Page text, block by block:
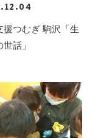
援つむぎ 駒沢「生
話」